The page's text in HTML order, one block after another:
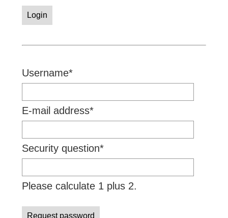
Login
Mandatory
field
Username*
Mandatory
field
E-mail address*
Mandatory
field
Security question*
Please calculate 1 plus 2.
Request password